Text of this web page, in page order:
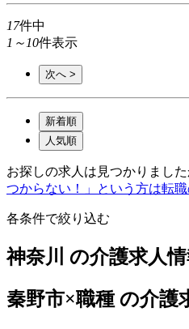
17件中
1～10件表示
次へ >
新着順
人気順
お探しの求人は見つかりました
つからない！」という方は転
各条件で絞り込む
神奈川 の介護求人
秦野市×職種 の介護